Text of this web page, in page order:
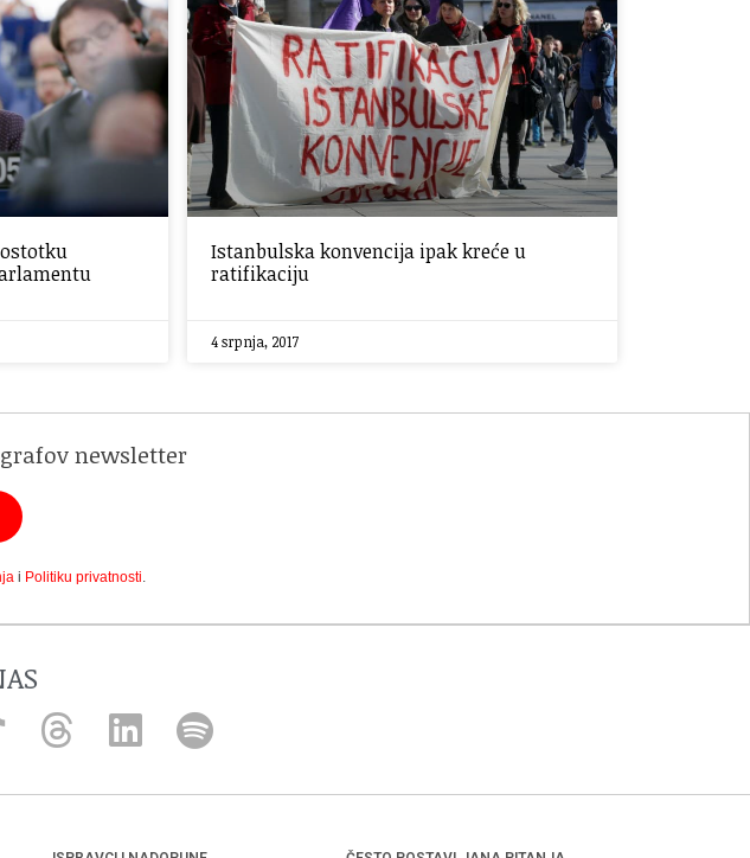
Istanbulska konvencija ipak kreće u
ratifikaciju
4 srpnja, 2017
newsletter
i Politiku privatnosti.